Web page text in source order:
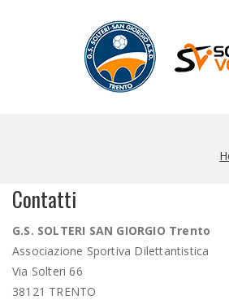
Contatti
G.S. SOLTERI SAN GIORGIO Trento
Associazione Sportiva Dilettantistica
Via Solteri 66
38121 TRENTO